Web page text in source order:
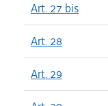
Art. 27 bis
Art. 28
Art. 29